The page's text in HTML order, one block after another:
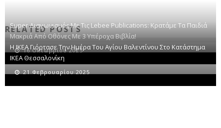
RELATED POSTS
Super Διαγωνισμός Με Τις Lebee Publications: Κρατάμε Τα Παιδιά
Μακριά Από Οθόνες Με 3 Υπέροχα Βιβλία!
16 Οκτωβρίου 2025
Η ΙΚΕΑ Γιόρτασε Την Ημέρα Του Αγίου Βαλεντίνου Στο Κατάστημα
IKEA Θεσσαλονίκη
21 Φεβρουαρίου 2025